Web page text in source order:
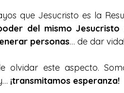
que Jesucristo es la
del mismo
personas… de dar vida!
olvidar este aspecto.
¡transmitamos esperanza!